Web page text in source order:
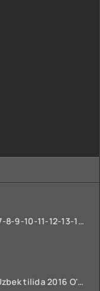
Dokon yulduzi 1-2-3-4-5-6-7-8-9-10-11-12-13-14-15-16-17 Qism Uzbek tilida koreya seryali barcha qismlari o'zbek tilida
Oz joniga qasd qiluvchilar Uzbek tilida 2016 O'zbekcha tarjima kino 720p HD skachat